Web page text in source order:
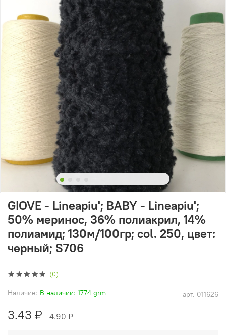
(0)
арт. 011626
Наличие: В наличии: 1774 grm
GIOVE - Lineapiu'; BABY - Lineapiu';
50% меринос, 36% полиакрил, 14%
полиамид; 130м/100гр; col. 250, цвет:
черный; S706
3.43 ₽ 4.90 ₽